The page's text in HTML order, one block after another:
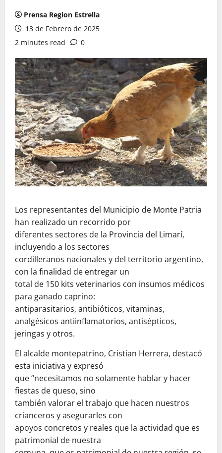
Prensa Region Estrella
13 de Febrero de 2025
2 minutes read
0
Los representantes del Municipio de Monte Patria
han realizado un recorrido por
diferentes sectores de la Provincia del Limarí,
incluyendo a los sectores
cordilleranos nacionales y del territorio argentino,
con la finalidad de entregar un
total de 150 kits veterinarios con insumos médicos
para ganado caprino:
antiparasitarios, antibióticos, vitaminas,
analgésicos antiinflamatorios, antisépticos,
jeringas y otros.
El alcalde montepatrino, Cristian Herrera, destacó
esta iniciativa y expresó
que “necesitamos no solamente hablar y hacer
fiestas de queso, sino
también valorar el trabajo que hacen nuestros
crianceros y asegurarles con
apoyos concretos y reales que la actividad que es
patrimonial de nuestra